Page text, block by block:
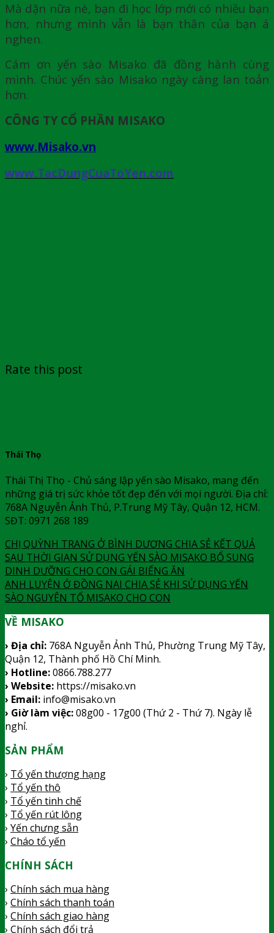
Mà dặn nữa nè, bạn đi học lớp mới có nhiều bạn
hơn, nhưng mình vẫn là bạn thân của bạn á
nghen.
Cám ơn yến sào Misako đã đồng hành cùng
mình. Chúc yến sào Misako ngày càng lan toản
hơn.
CÔNG TY CỔ PHẦN MISAKO
www.Misako.vn
www.TacDungCuaToYen.com
Rate this post
Thái Thọ
Thái Thị Thọ - Chủ sáng lập yến sào Misako, mang đến
những giá trị sức khỏe tốt đẹp đến với mọi người. Địa chỉ:
768A Nguyễn Ảnh Thủ, P.Trung Mỹ Tây, Quận 12, HCM.
SĐT: 0971 268 189
CHỊ QUỲNH TRANG Ở BÌNH DƯƠNG CHIA SẺ KẾT QUẢ
SAU THỜI GIAN SỬ DỤNG YẾN SÀO MISAKO BỔ SUNG
DINH DƯỠNG CHO CON GÁI BIẾNG ĂN
ANH LUYỆN Ở ĐỒNG NAI CHIA SẺ KHI SỬ DỤNG YẾN
SÀO NGUYÊN TỔ MISAKO CHO CON
VỀ MISAKO
› Địa chỉ: 768A Nguyễn Ảnh Thủ, Phường Trung Mỹ Tây,
Quận 12, Thành phố Hồ Chí Minh.
› Hotline:0866.788.277
› Website: https://misako.vn
› Email: info@misako.vn
› Giờ làm việc:08g00 - 17g00 (Thứ 2 - Thứ 7). Ngày lễ
nghỉ.
SẢN PHẨM
› Tổ yến thượng hạng
› Tổ yến thô
› Tổ yến tinh chế
› Tổ yến rút lông
› Yến chưng sẵn
› Cháo tổ yến
CHÍNH SÁCH
› Chính sách mua hàng
› Chính sách thanh toán
› Chính sách giao hàng
› Chính sách đổi trả